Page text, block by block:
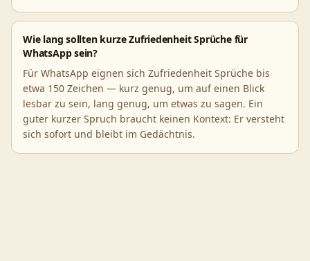
Wie lang sollten kurze Zufriedenheit Sprüche für
WhatsApp sein?
Für WhatsApp eignen sich Zufriedenheit Sprüche bis
etwa 150 Zeichen — kurz genug, um auf einen Blick
lesbar zu sein, lang genug, um etwas zu sagen. Ein
guter kurzer Spruch braucht keinen Kontext: Er versteht
sich sofort und bleibt im Gedächtnis.